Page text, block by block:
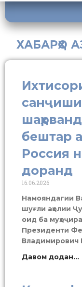
ХАБАРҲО
бештар
Россия
доранд
16.06.2026
Намояндагии
шуғли аҳолии
оид ба
Президенти
Владимирович
Давом додан...